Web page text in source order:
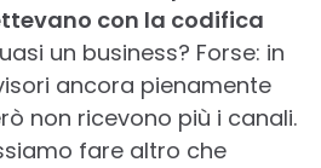
con la codifica
un business? Forse: in
ancora pienamente
non ricevono più i canali.
fare altro che